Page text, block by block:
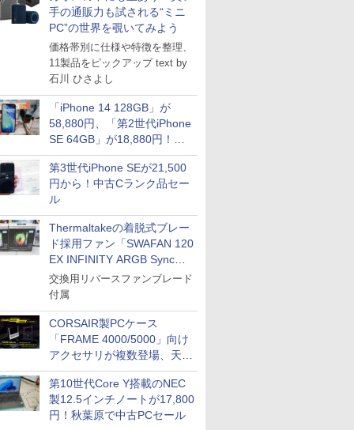
手の通販力も試される“ミニ
PC”の世界を覗いてみよう
価格帯別に仕様や特徴を整理、
11製品をピックアップ text by
石川 ひさよし
「iPhone 14 128GB」が
58,880円、「第2世代iPhone
SE 64GB」が18,880円！中
古Bランク品セール
第3世代iPhone SEが21,500
円から！中古Cランク品セー
ル
Thermaltakeの着脱式ブレー
ド採用ファン「SWAFAN 120
EX INFINITY ARGB Sync」
に単品パッケージ
交換用リバースファンブレード
付属
CORSAIR製PCケース
「FRAME 4000/5000」向け
アクセサリが複数登場、天然
木製パネルや背面コネクタ対
応トレイなど
第10世代Core Y搭載のNEC
製12.5インチノートが17,800
円！秋葉原で中古PCセール